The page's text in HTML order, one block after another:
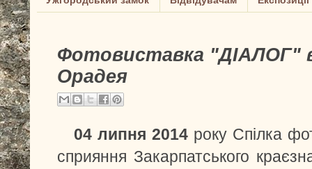
Фотовиставка "ДІАЛОГ"
Орадея
04 липня 2014 року Спілка
сприяння Закарпатського